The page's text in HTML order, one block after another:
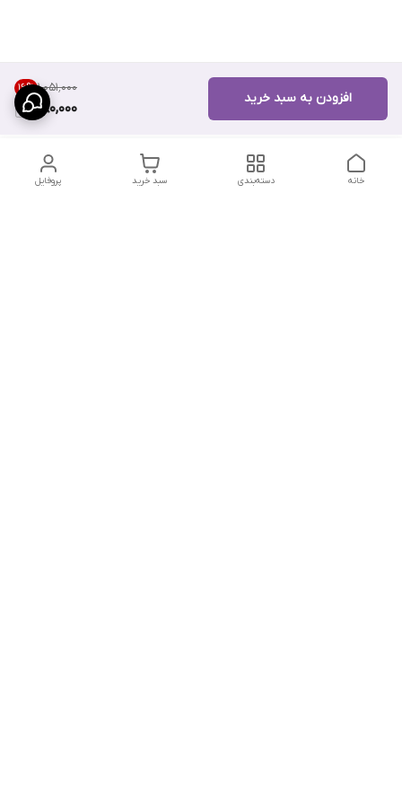
۱٬۰۵۱٬۰۰۰ 16%
880,000
افزودن به سبد خرید
پروفایل سبد خرید دسته‌بندی خانه